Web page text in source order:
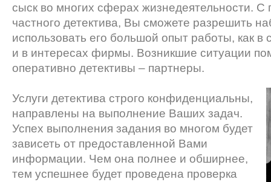
сыск во многих сферах жизнедеятельности.
частного детектива, Вы сможете разрешить
использовать его большой опыт работы, как в
и в интересах фирмы. Возникшие ситуации
оперативно детективы – партнеры.
Услуги детектива строго конфиденциальны,
направлены на выполнение Ваших задач.
Успех выполнения задания во многом будет
зависеть от предоставленной Вами
информации. Чем она полнее и обширнее,
тем успешнее будет проведена проверка